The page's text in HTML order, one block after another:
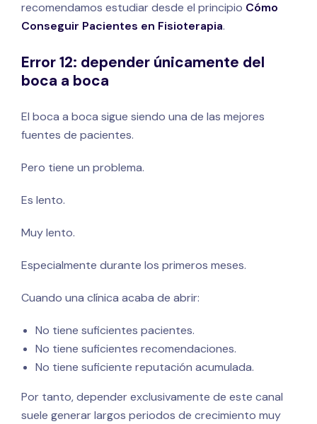
recomendamos estudiar desde el principio Cómo
Conseguir Pacientes en Fisioterapia.
Error 12: depender únicamente del
boca a boca
El boca a boca sigue siendo una de las mejores
fuentes de pacientes.
Pero tiene un problema.
Es lento.
Muy lento.
Especialmente durante los primeros meses.
Cuando una clínica acaba de abrir:
No tiene suficientes pacientes.
No tiene suficientes recomendaciones.
No tiene suficiente reputación acumulada.
Por tanto, depender exclusivamente de este canal
suele generar largos periodos de crecimiento muy